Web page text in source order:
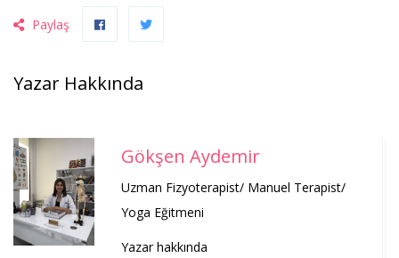
Paylaş
Yazar Hakkında
Gökşen Aydemir
Uzman Fizyoterapist/ Manuel Terapist/
Yoga Eğitmeni
Yazar hakkında